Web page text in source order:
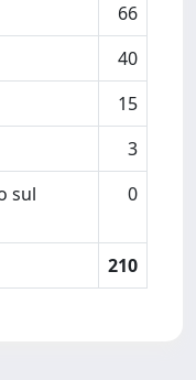
66
40
15
3
sul
0
210